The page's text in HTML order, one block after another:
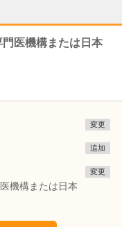
医機構または日本
変更
追加
機構または日本
変更